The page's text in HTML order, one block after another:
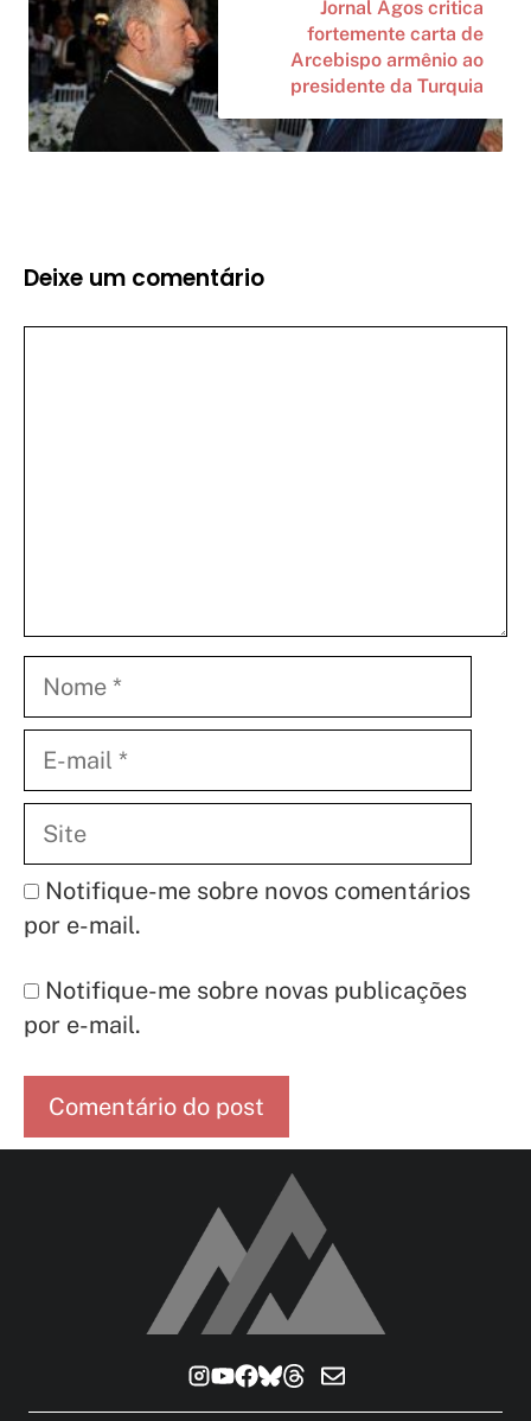
Jornal Agos critica
fortemente carta de
Arcebispo armênio ao
presidente da Turquia
Deixe um comentário
mail
Notifique-me sobre novos comentários
por e-mail.
Notifique-me sobre novas publicações
por e-mail.